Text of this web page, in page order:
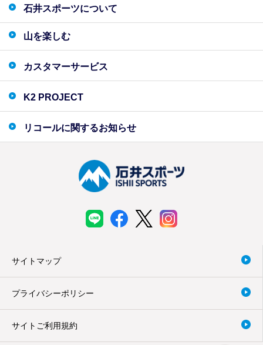
石井スポーツについて
山を楽しむ
カスタマーサービス
K2 PROJECT
リコールに関するお知らせ
サイトマップ
プライバシーポリシー
サイトご利用規約